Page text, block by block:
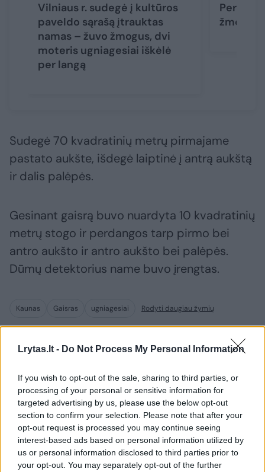
Lrytas.lt - Do Not Process My Personal Information
If you wish to opt-out of the sale, sharing to third parties, or
processing of your personal or sensitive information for
targeted advertising by us, please use the below opt-out
section to confirm your selection. Please note that after your
opt-out request is processed you may continue seeing
interest-based ads based on personal information utilized by
us or personal information disclosed to third parties prior to
your opt-out. You may separately opt-out of the further
Vilniaus r. sudegė į kultūros
paveldo sąrašą įtrauktas
namas – žuvo žmogus, dvi
moteris ugniagesiai iškėlė
per langą
Per
žmogus
Sudegė 70 kvadratinių metrų pirmajame
pastato aukšte, išdegė laiptinė į antrą aukštą
ir dalis palėpės.
Gesinant gaisrą buvo nuardyta 10 kvadratinių
metrų stogo ir perdangos tarp pirmo bei
antro aukšto ir antro aukšto bei palėpės.
Dūmų detektorius name buvo įrengtas.
Kaunas Gaisras ugniagesiai Rodyti daugiau žymių
Komentuoti gali tik Lrytas registruoti vartotojai.
Prisijunkite prie registruotų vartotojų
bendruomenės ir bendraukite komentaruose!